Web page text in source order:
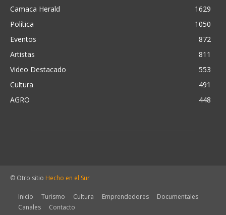
Camaca Herald
1629
Política
1050
Eventos
872
Artistas
811
Video Destacado
553
Cultura
491
AGRO
448
© Otro sitio Hecho en el Sur
Inicio Turismo Cultura Emprendedores
Documentales
Canales
Contacto